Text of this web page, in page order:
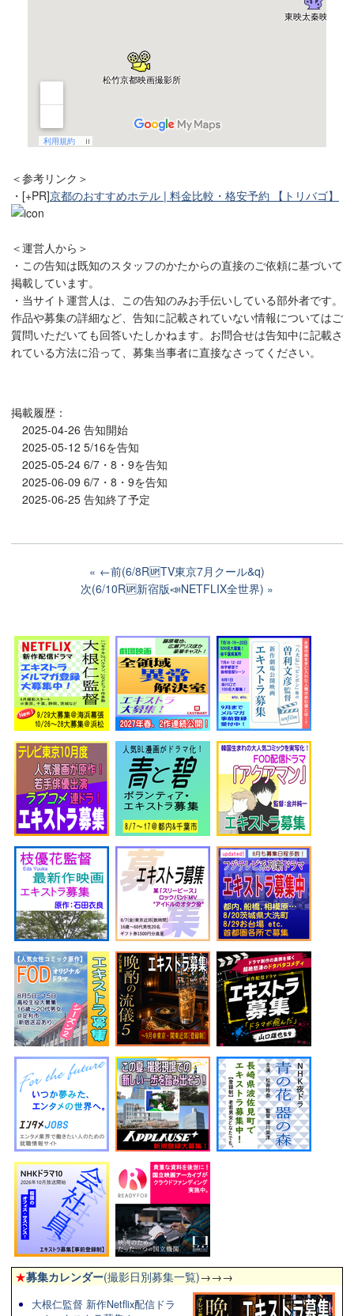
＜参考リンク＞
・[+PR]京都のおすすめホテル | 料金比較・格安予約 【トリバゴ】
＜運営人から＞
・この告知は既知のスタッフのかたからの直接のご依頼に基づいて
掲載しています。
・当サイト運営人は、この告知のみお手伝いしている部外者です。
作品や募集の詳細など、告知に記載されていない情報についてはご
質問いただいても回答いたしかねます。お問合せは告知中に記載さ
れている方法に沿って、募集当事者に直接なさってください。
掲載履歴：
2025-04-26 告知開始
2025-05-12 5/16を告知
2025-05-24 6/7・8・9を告知
2025-06-09 6/7・8・9を告知
2025-06-25 告知終了予定
←前(6/8R🆙TV東京7月クール&q)
次(6/10R🆙新宿版📣NETFLIX全世界)
★募集カレンダー(撮影日別募集一覧)→→→
大根仁監督 新作Netflix配信ドラ